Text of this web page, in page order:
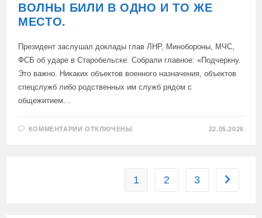
ВОЛНЫ БИЛИ В ОДНО И ТО ЖЕ
МЕСТО.
Президент заслушал доклады глав ЛНР, Минобороны, МЧС,
ФСБ об ударе в Старобельске. Собрали главное: «Подчеркну.
Это важно. Никаких объектов военного назначения, объектов
спецслужб либо родственных им служб рядом с
общежитием…
КОММЕНТАРИИ К
ОТКЛЮЧЕНЫ 22.05.2026
1 2 3 Перейти